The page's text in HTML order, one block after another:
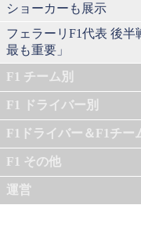
ショーカーも展示
フェラーリF1代表 後
最も重要」
F1 チーム別
F1 ドライバー別
F1ドライバー＆F1チー
F1 その他
運営